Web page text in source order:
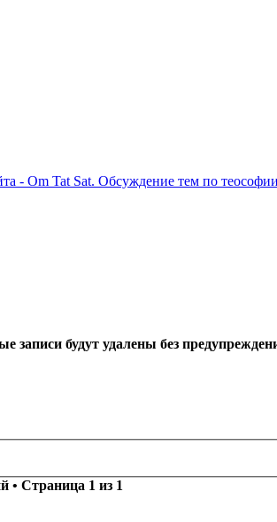
- Om Tat Sat. Обсуждение тем по
записи будут удалены без
• Страница 1 из 1